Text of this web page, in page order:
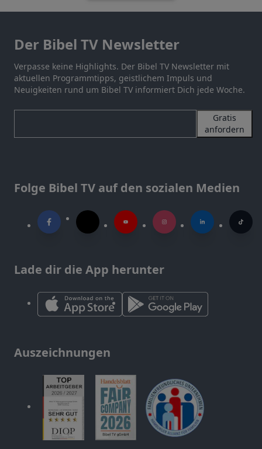
Der Bibel TV Newsletter
Verpasse keine Highlights. Der Bibel TV Newsletter mit
aktuellen Programmtipps, geistlichem Impuls und
Neuigkeiten rund um Bibel TV informiert Dich jede Woche.
Gratis
anfordern
Folge Bibel TV auf den sozialen Medien
Lade dir die App herunter
Auszeichnungen